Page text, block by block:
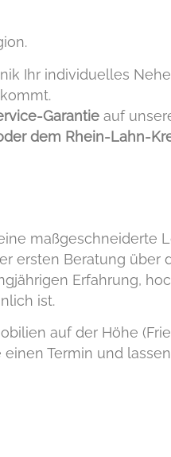
Ihr individuelles
Garantie auf
dem Rhein-Lahn-
maßgeschneiderte
ersten Beratung über
Erfahrung,
ist.
auf der Höhe
Termin und